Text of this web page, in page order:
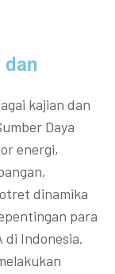
dan
kajian dan
Daya
energi,
dinamika
para
di Indonesia.